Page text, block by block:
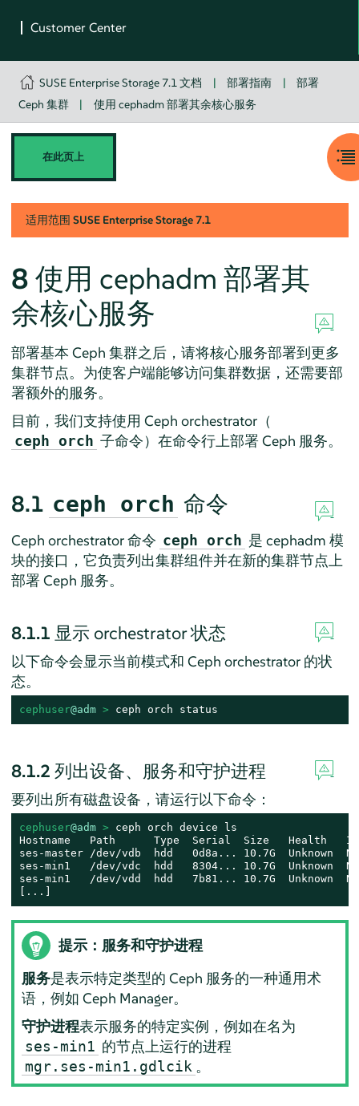
SUSE Enterprise Storage 7.1 文档 | 部署指南 |
部署
Ceph 集群
| 使用 cephadm 部署其余核心服务
在此页上
适用范围 SUSE Enterprise Storage7.1
8 使用 cephadm 部署其
余核心服务
部署基本 Ceph 集群之后，请将核心服务部署到更多
集群节点。为使客户端能够访问集群数据，还需要部
署额外的服务。
目前，我们支持使用 Ceph orchestrator（
ceph orch 子命令）在命令行上部署 Ceph 服务。
8.1 ceph orch 命令
Ceph orchestrator 命令 ceph orch 是 cephadm 模
块的接口，它负责列出集群组件并在新的集群节点上
部署 Ceph 服务。
8.1.1 显示 orchestrator 状态
以下命令会显示当前模式和 Ceph orchestrator 的状
态。
cephuser@adm > ceph orch status
8.1.2 列出设备、服务和守护进程
要列出所有磁盘设备，请运行以下命令：
cephuser@adm > ceph orch device ls
Hostname   Path      Type  Serial  Size   Health
ses-master /dev/vdb  hdd   0d8a... 10.7G  Unknown
ses-min1   /dev/vdc  hdd   8304... 10.7G  Unknown
ses-min1   /dev/vdd  hdd   7b81... 10.7G  Unknown
[...]
提示：服务和守护进程
服务是表示特定类型的 Ceph 服务的一种通用术
语，例如 Ceph Manager。
守护进程表示服务的特定实例，例如在名为
ses-min1 的节点上运行的进程
mgr.ses-min1.gdlcik 。